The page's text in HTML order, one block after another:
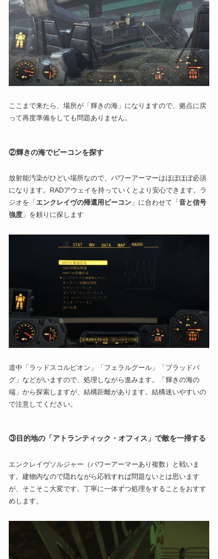
ここまで来たら、場所が「輝きの海」になりますので、拠点に戻
って再度準備をしても問題ありません。
②輝きの海でビーコンを探す
放射能汚染がひどい場所なので、パワーアーマーはほぼほぼ必須
になります。RADアウェイを持っていくとより安心できます。ラ
ジオを「エンクレイヴの帰還用ビーコン」に合わせて「音と信号
強度」を頼りに探します
道中「ラッドスコルピオン」「フェラルグール」「ブラッドバ
グ」などがいますので、処理しながら進みます。「輝きの海の
端」から探索しますが、結構距離があります。結構迷いやすいの
で注意してください。
③目的地の「アトランティック・オフィス」で敵を一掃する
エンクレイヴソルジャー（パワーアーマーあり複数）と戦いま
す。建物内なので隠れながら応戦すれば問題ないとは思います
が、そこそこ大変です。丁寧に一体ずつ処理をすることをおすす
めします。